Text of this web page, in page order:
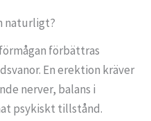
naturligt?
förbättras
En erektion kräver
nerver, balans i
psykiskt tillstånd.